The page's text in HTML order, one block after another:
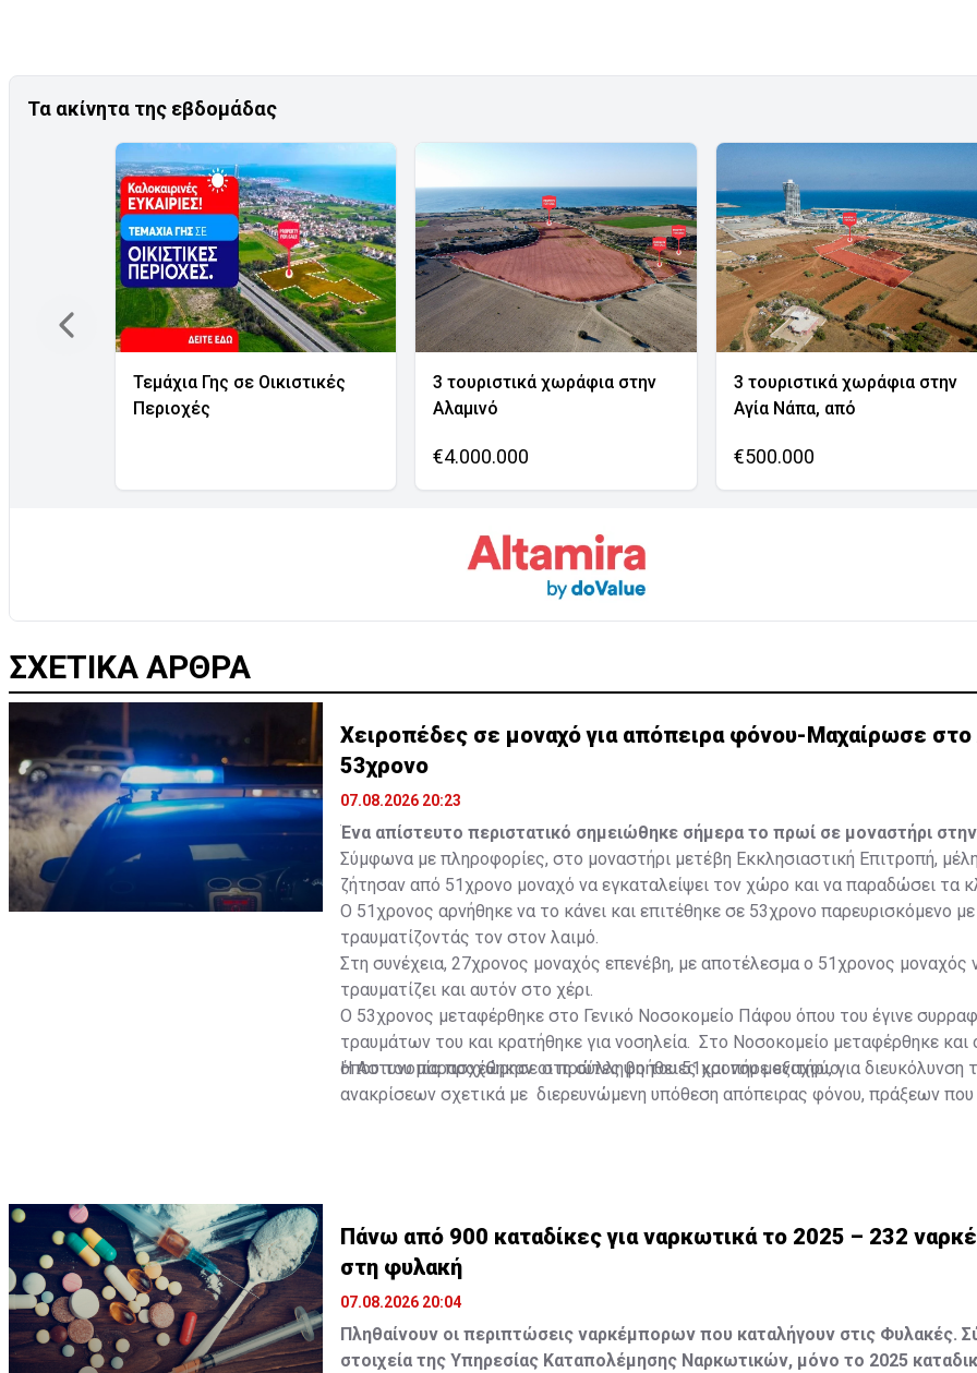
Τα ακίνητα της εβδομάδας
Τεμάχια Γης σε Οικιστικές
Περιοχές
3 τουριστικά χωράφια στην
Αλαμινό
€4.000.000
3 τουριστικά χωράφια στην
Αγία Νάπα, από
€500.000
ΣΧΕΤΙΚΑ ΑΡΘΡΑ
Χειροπέδες σε μοναχό για απόπειρα φόνου-Μαχαίρωσε στο
53χρονο
07.08.2026 20:23
Ένα απίστευτο περιστατικό σημειώθηκε σήμερα το πρωί σε μοναστήρι
Σύμφωνα με πληροφορίες, στο μοναστήρι μετέβη Εκκλησιαστική Επιτροπή,
ζήτησαν από 51χρονο μοναχό να εγκαταλείψει τον χώρο και να παραδώσει τα
Ο 51χρονος αρνήθηκε να το κάνει και επιτέθηκε σε 53χρονο παρευρισκόμενο με
τραυματίζοντάς τον στον λαιμό.
Στη συνέχεια, 27χρονος μοναχός επενέβη, με αποτέλεσμα ο 51χρονος μοναχός
τραυματίζει και αυτόν στο χέρι.
Ο 53χρονος μεταφέρθηκε στο Γενικό Νοσοκομείο Πάφου όπου του έγινε
τραυμάτων του και κρατήθηκε για νοσηλεία. Στο Νοσοκομείο μεταφέρθηκε και
όπου του παρασχέθηκαν οι πρώτες βοήθειες και πήρε εξιτήριο.
Η Αστυνομία προχώρησε στη σύλληψη του 51χρονου μοναχού, για διευκόλυνση
ανακρίσεων σχετικά με διερευνώμενη υπόθεση απόπειρας φόνου, πράξεων
Πάνω από 900 καταδίκες για ναρκωτικά το 2025 – 232
στη φυλακή
07.08.2026 20:04
Πληθαίνουν οι περιπτώσεις ναρκέμπορων που καταλήγουν στις Φυλακές.
στοιχεία της Υπηρεσίας Καταπολέμησης Ναρκωτικών, μόνο το 2025